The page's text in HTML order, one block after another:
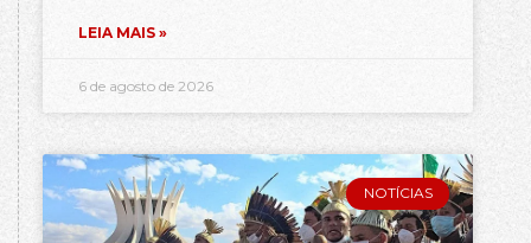
LEIA MAIS »
6 de agosto de 2026
NOTÍCIAS